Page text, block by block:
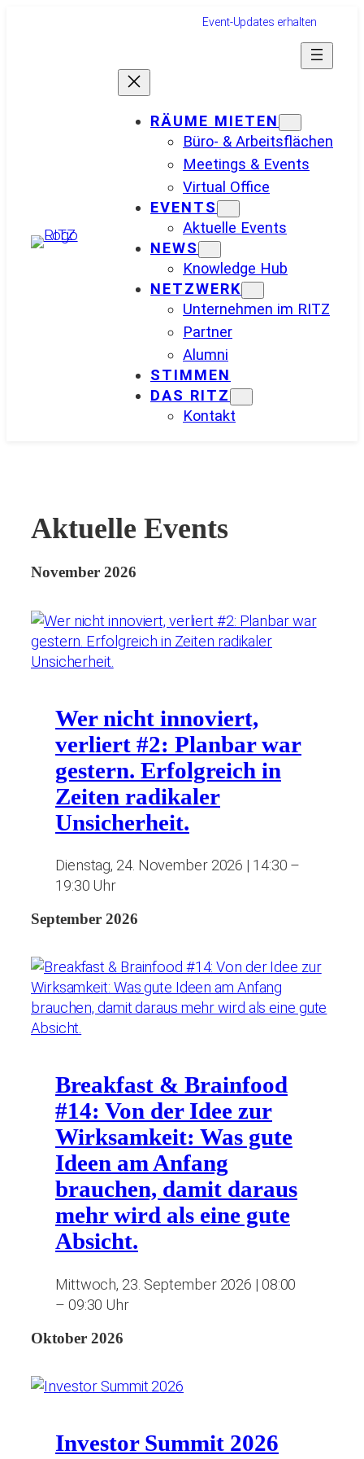
Event-Updates erhalten
RÄUME MIETEN
Büro- & Arbeitsflächen
Meetings & Events
Virtual Office
EVENTS
Aktuelle Events
NEWS
Knowledge Hub
NETZWERK
Unternehmen im RITZ
Partner
Alumni
STIMMEN
DAS RITZ
Kontakt
Aktuelle Events
November 2026
Wer nicht innoviert,
verliert #2: Planbar war
gestern. Erfolgreich in
Zeiten radikaler
Unsicherheit.
Dienstag, 24. November 2026 | 14:30 –
19:30 Uhr
September 2026
Breakfast & Brainfood
#14: Von der Idee zur
Wirksamkeit: Was gute
Ideen am Anfang
brauchen, damit daraus
mehr wird als eine gute
Absicht.
Mittwoch, 23. September 2026 | 08:00
– 09:30 Uhr
Oktober 2026
Investor Summit 2026